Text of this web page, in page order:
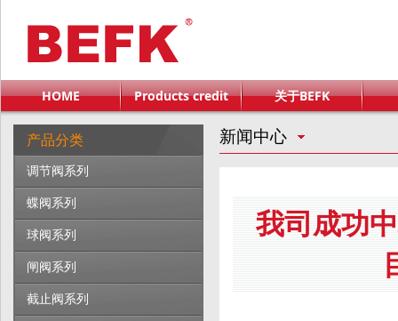
HOME Products credit 关于BEFK
产品分类
调节阀系列
蝶阀系列
球阀系列
闸阀系列
截止阀系列
新闻中心
我司成功